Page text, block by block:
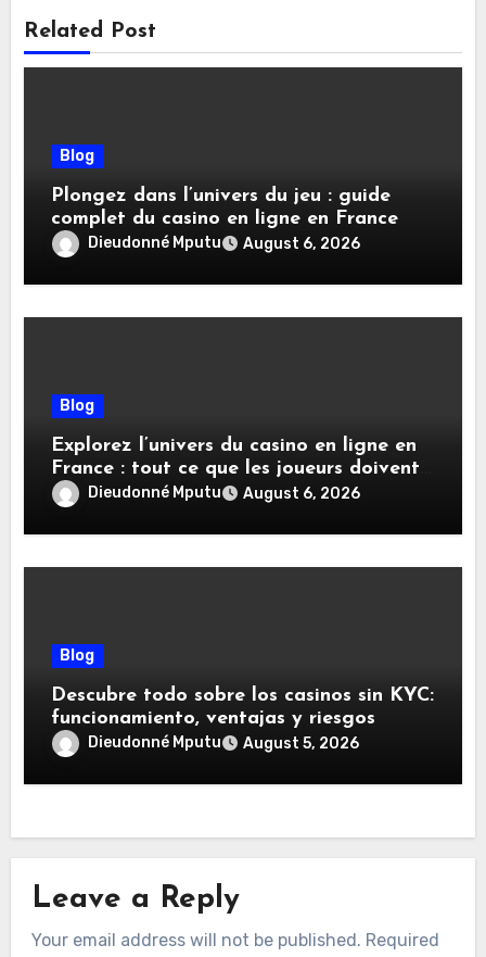
Related Post
Blog
Plongez dans l’univers du jeu : guide
complet du casino en ligne en France
Dieudonné Mputu August 6, 2026
Blog
Explorez l’univers du casino en ligne en
France : tout ce que les joueurs doivent
savoirDieudonné Mputu August 6, 2026
Blog
Descubre todo sobre los casinos sin KYC:
funcionamiento, ventajas y riesgos
Dieudonné Mputu August 5, 2026
Leave a Reply
Your email address will not be published. Required